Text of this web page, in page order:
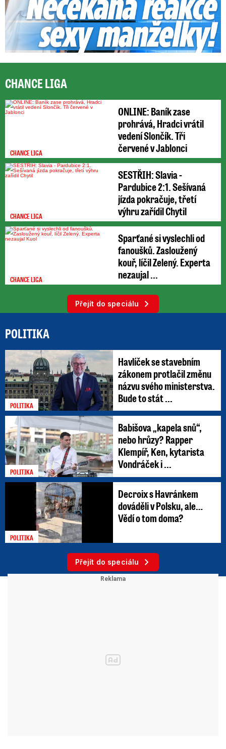
CHANCE LIGA
CHANCE LIGA
ONLINE: Baník zase
prohrává, Hradci vrátil
vedení Slončík. Tři
červené v Jablonci
CHANCE LIGA
SESTŘIH: Slavia -
Pardubice 2:1. Sešívaná
jízda pokračuje, třetí
výhru zařídil Chytil
CHANCE LIGA
Sparťané si vyslechli od
fanoušků. Zasloužený
kouř, líčil Zelený. Experta
nezaujal ...
Přejít do speciálu
POLITIKA
POLITIKA
Havlíček se stavebním
zákonem protlačil změnu
názvu svého ministerstva.
Bude to stát ...
POLITIKA
Babišova „kapela snů“,
nebo hrůzy? Rapper
Klempíř, Ken, kytarista
Vondráček i ...
POLITIKA
Decroix s Havránkem
dováděli v Polsku, ale…
Vědí o tom doma?
Přejít do speciálu